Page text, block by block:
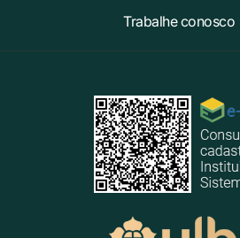
Trabalhe conosco